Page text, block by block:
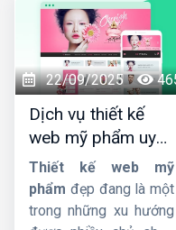
đẳng cấp, tích hợp sẵn
Responsive, cấu trúc
code chuẩn SEO hỗ trợ
lên Top Google nhanh
chóng quan trọng như
thế nào đối với trang
web ?
22/09/2025
Dịch vụ thiết kế
web mỹ phẩm uy
tín, chuyên nghiệp,
chuẩn SEO
Thiết kế web mỹ
phẩm đẹp đang là một
trong những xu hướng